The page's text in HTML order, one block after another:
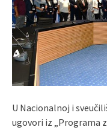
U Nacionalnoj i
ugovori iz „Programa